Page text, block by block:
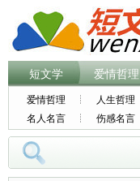
短文学 爱情哲理
爱情哲理 人生哲理
名人名言
伤感名言